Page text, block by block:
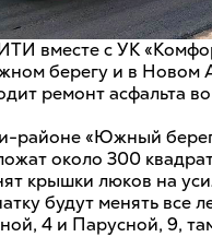
вместе с УК
берегу и в Новом
ремонт асфальта
районе «Южный
около 300
крышки люков на
будут менять все
4 и Парусной, 9,